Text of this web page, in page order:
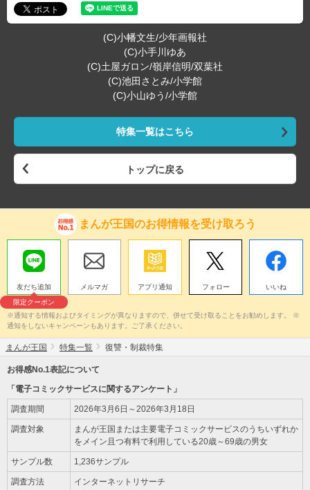
(C)小幡文生/少年画報社
(C)小手川ゆあ
(C)土屋ガロン/嶺岸信明/双葉社
(C)池田さとみ/小学館
(C)小山ゆう/小学館
特集一覧はこちら
トップに戻る
まんが王国のお得情報を受け取ろう
友だち追加
限定クーポン
メルマガ アプリ通知 フォロー いいね
※通知する情報およびタイミングが異なりますので、併せて受け取ることをお勧めします。 ※
通知をしないキャンペーンもあります。ご了承ください。
まんが王国 特集一覧 復讐・制裁特集
お得感No.1表記について
「電子コミックサービスに関するアンケート」
調査期間 2026年3月6日～2026年3月18日
調査対象
まんが王国または主要電子コミックサービスのうちいずれか
をメイン且つ有料で利用している20歳～69歳の男女
サンプル数 1,236サンプル
調査方法 インターネットリサーチ